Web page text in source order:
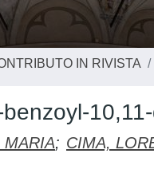
IN RIVISTA
MARIA; CIMA,